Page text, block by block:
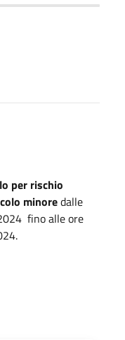
per rischio
minoredalle
fino alle ore